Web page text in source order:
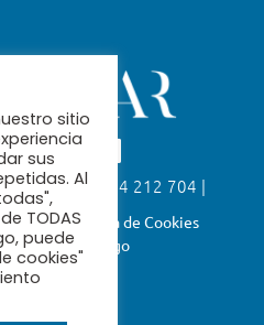
Sevilla | 954 212 704 |
Política de Cookies
de Pago
sitio
sus
Al
TODAS
puede
cookies"